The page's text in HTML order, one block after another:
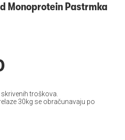
Monoprotein Pastrmka
troškova.
30kg se obračunavaju po